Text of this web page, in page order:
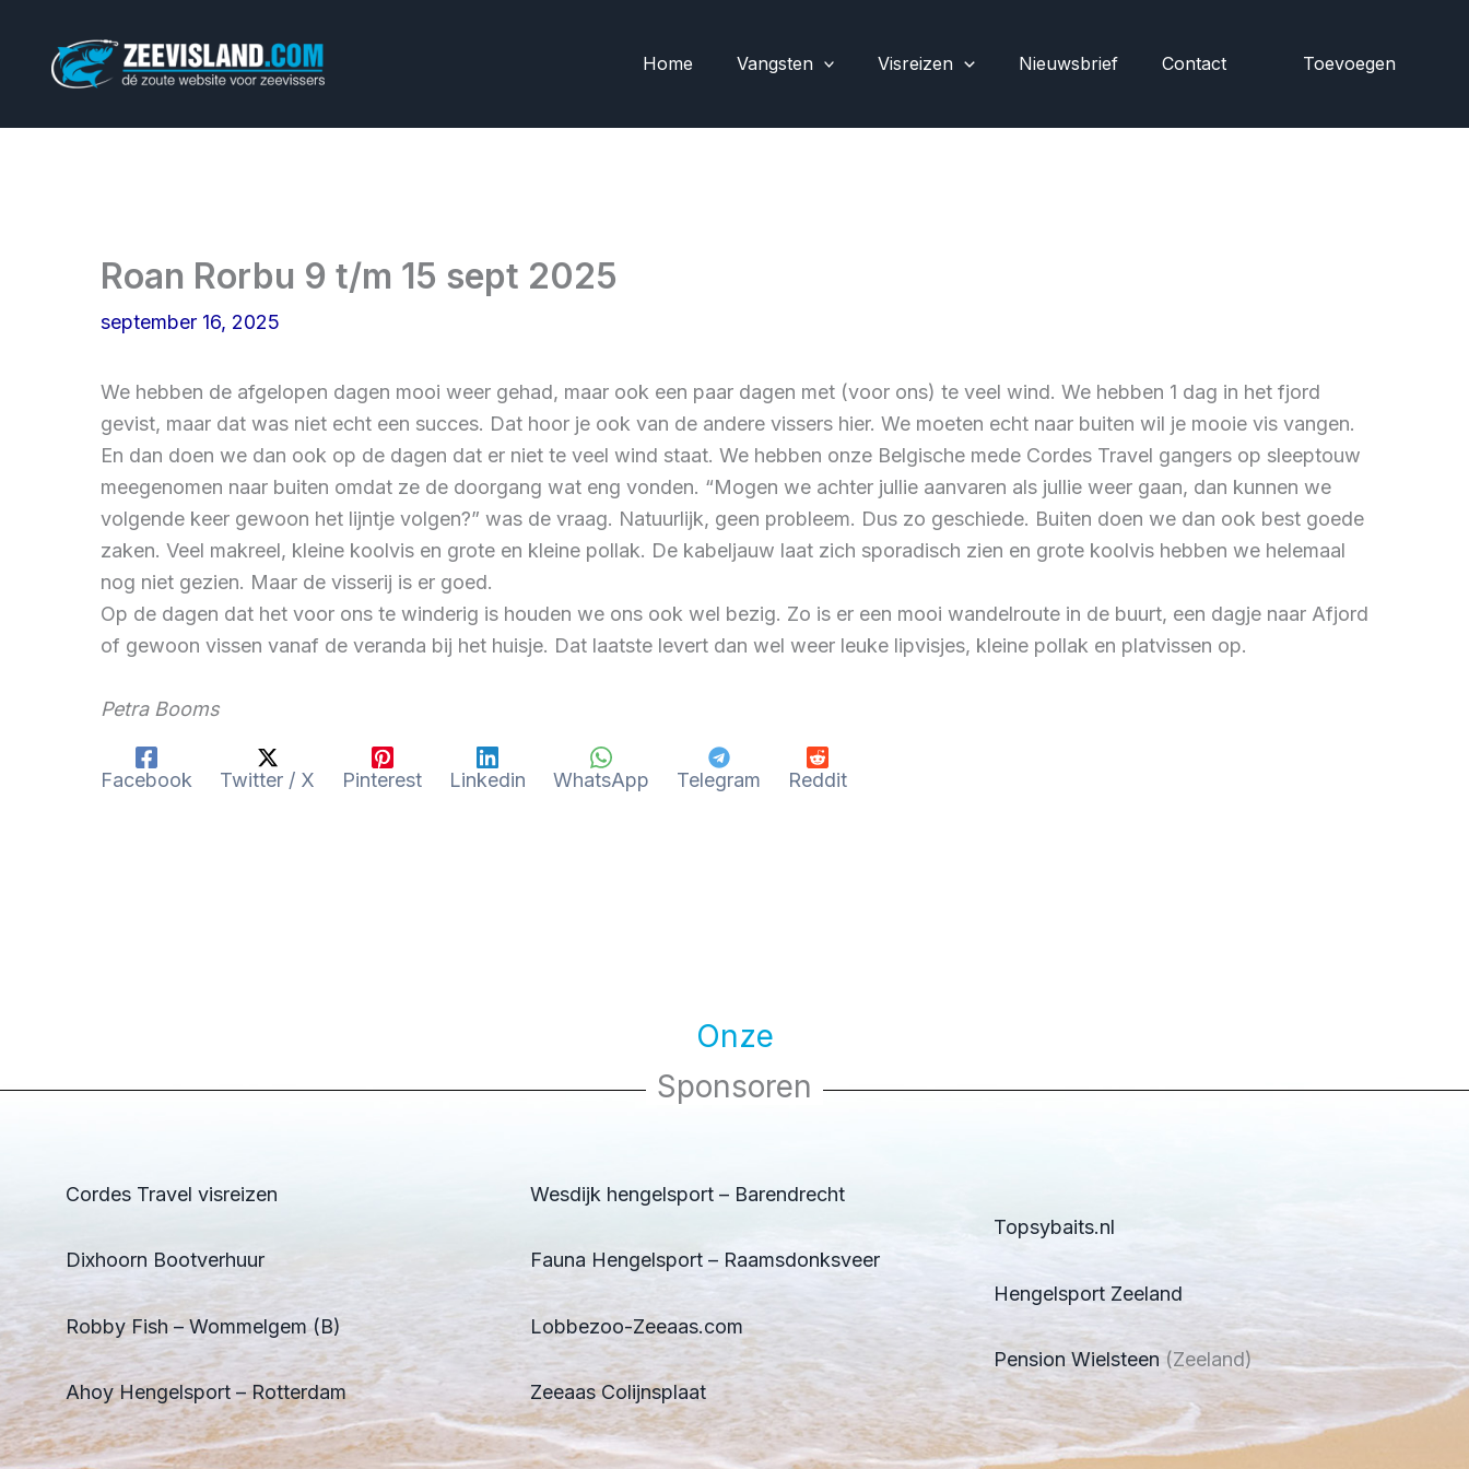
Home Vangsten Visreizen Nieuwsbrief Contact Toevoegen
Roan Rorbu 9 t/m 15 sept 2025
september 16, 2025
We hebben de afgelopen dagen mooi weer gehad, maar ook een paar dagen met (voor ons) te veel wind. We hebben 1 dag in het fjord
gevist, maar dat was niet echt een succes. Dat hoor je ook van de andere vissers hier. We moeten echt naar buiten wil je mooie vis vangen.
En dan doen we dan ook op de dagen dat er niet te veel wind staat. We hebben onze Belgische mede Cordes Travel gangers op sleeptouw
meegenomen naar buiten omdat ze de doorgang wat eng vonden. “Mogen we achter jullie aanvaren als jullie weer gaan, dan kunnen we
volgende keer gewoon het lijntje volgen?” was de vraag. Natuurlijk, geen probleem. Dus zo geschiede. Buiten doen we dan ook best goede
zaken. Veel makreel, kleine koolvis en grote en kleine pollak. De kabeljauw laat zich sporadisch zien en grote koolvis hebben we helemaal
nog niet gezien. Maar de visserij is er goed.
Op de dagen dat het voor ons te winderig is houden we ons ook wel bezig. Zo is er een mooi wandelroute in de buurt, een dagje naar Afjord
of gewoon vissen vanaf de veranda bij het huisje. Dat laatste levert dan wel weer leuke lipvisjes, kleine pollak en platvissen op.
Petra Booms
Facebook Twitter / X Pinterest Linkedin WhatsApp Telegram Reddit
Onze
Sponsoren
Cordes Travel visreizen
Dixhoorn Bootverhuur
Robby Fish – Wommelgem (B)
Ahoy Hengelsport – Rotterdam
Wesdijk hengelsport – Barendrecht
Fauna Hengelsport – Raamsdonksveer
Lobbezoo-Zeeaas.com
Zeeaas Colijnsplaat
Topsybaits.nl
Hengelsport Zeeland
Pension Wielsteen (Zeeland)